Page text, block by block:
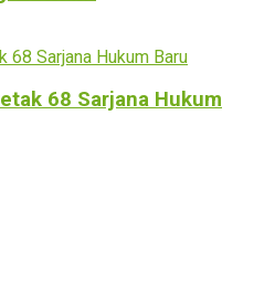
68 Sarjana Hukum